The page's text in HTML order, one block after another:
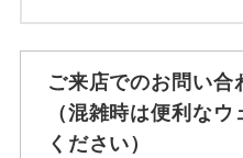
ご来店でのお問い合
（混雑時は便利な
ください）